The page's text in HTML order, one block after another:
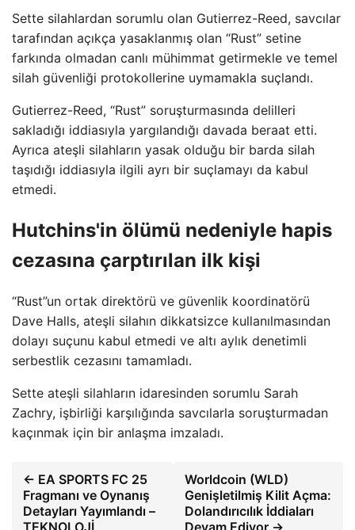
Sette silahlardan sorumlu olan Gutierrez-Reed, savcılar
tarafından açıkça yasaklanmış olan “Rust” setine
farkında olmadan canlı mühimmat getirmekle ve temel
silah güvenliği protokollerine uymamakla suçlandı.
Gutierrez-Reed, “Rust” soruşturmasında delilleri
sakladığı iddiasıyla yargılandığı davada beraat etti.
Ayrıca ateşli silahların yasak olduğu bir barda silah
taşıdığı iddiasıyla ilgili ayrı bir suçlamayı da kabul
etmedi.
Hutchins'in ölümü nedeniyle hapis
cezasına çarptırılan ilk kişi
“Rust”un ortak direktörü ve güvenlik koordinatörü
Dave Halls, ateşli silahın dikkatsizce kullanılmasından
dolayı suçunu kabul etmedi ve altı aylık denetimli
serbestlik cezasını tamamladı.
Sette ateşli silahların idaresinden sorumlu Sarah
Zachry, işbirliği karşılığında savcılarla soruşturmadan
kaçınmak için bir anlaşma imzaladı.
← EA SPORTS FC 25
Fragmanı ve Oynanış
Detayları Yayımlandı –
TEKNOLOJİ
Worldcoin (WLD)
Genişletilmiş Kilit Açma:
Dolandırıcılık İddiaları
Devam Ediyor →